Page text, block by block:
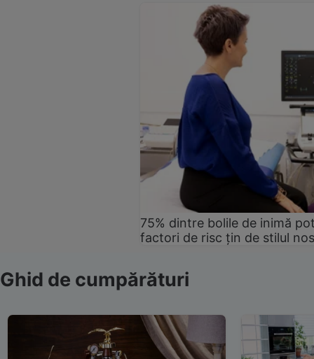
75% dintre bolile de inimă
factori de risc țin de stilul
Ghid de cumpărături